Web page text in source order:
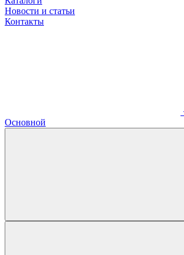
Новости и статьи
Контакты
Основной